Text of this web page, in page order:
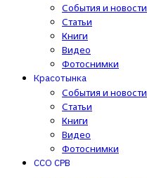
События и новости
Статьи
Книги
Видео
Фотоснимки
Красотынка
События и новости
Статьи
Книги
Видео
Фотоснимки
ССО СРВ